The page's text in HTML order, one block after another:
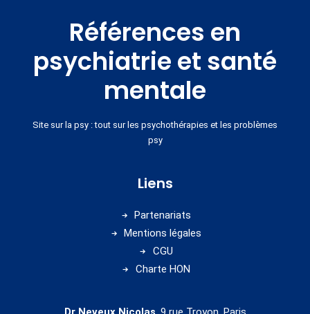
Références en
psychiatrie et santé
mentale
Site sur la psy : tout sur les psychothérapies et les problèmes
psy
Liens
Partenariats
Mentions légales
CGU
Charte HON